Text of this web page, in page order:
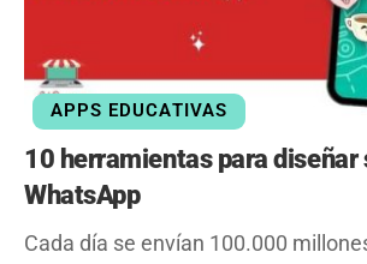
APPS EDUCATIVAS
10 herramientas para diseñar
WhatsApp
Cada día se envían 100.000